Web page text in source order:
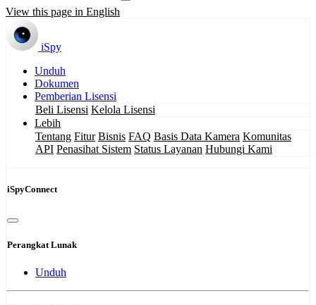
View this page in English
iSpy
Unduh
Dokumen
Pemberian Lisensi
Beli Lisensi Kelola Lisensi
Lebih
Tentang Fitur Bisnis FAQ Basis Data Kamera Komunitas
API Penasihat Sistem Status Layanan Hubungi Kami
iSpyConnect
Perangkat Lunak
Unduh